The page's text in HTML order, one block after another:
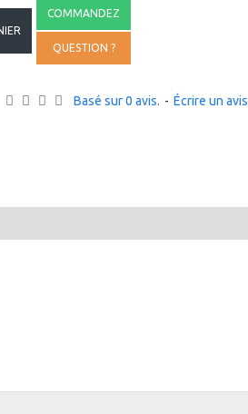
Basé sur 0 avis. - Écrire un avis
COMMANDEZ
QUESTION ?